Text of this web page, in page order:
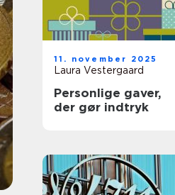
11. november 2025
Laura Vestergaard
Personlige gaver,
der gør indtryk